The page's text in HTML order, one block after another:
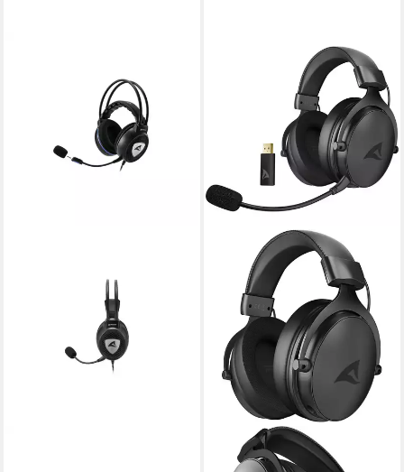
SHARKOON
Sharkoon Skiller SGH40W,